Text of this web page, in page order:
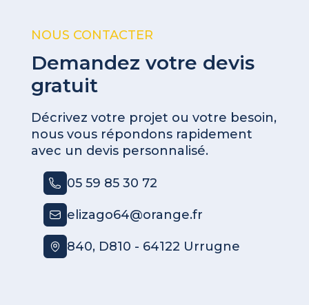
NOUS CONTACTER
Demandez votre devis
gratuit
Décrivez votre projet ou votre besoin,
nous vous répondons rapidement
avec un devis personnalisé.
05 59 85 30 72
elizago64@orange.fr
840, D810 - 64122 Urrugne